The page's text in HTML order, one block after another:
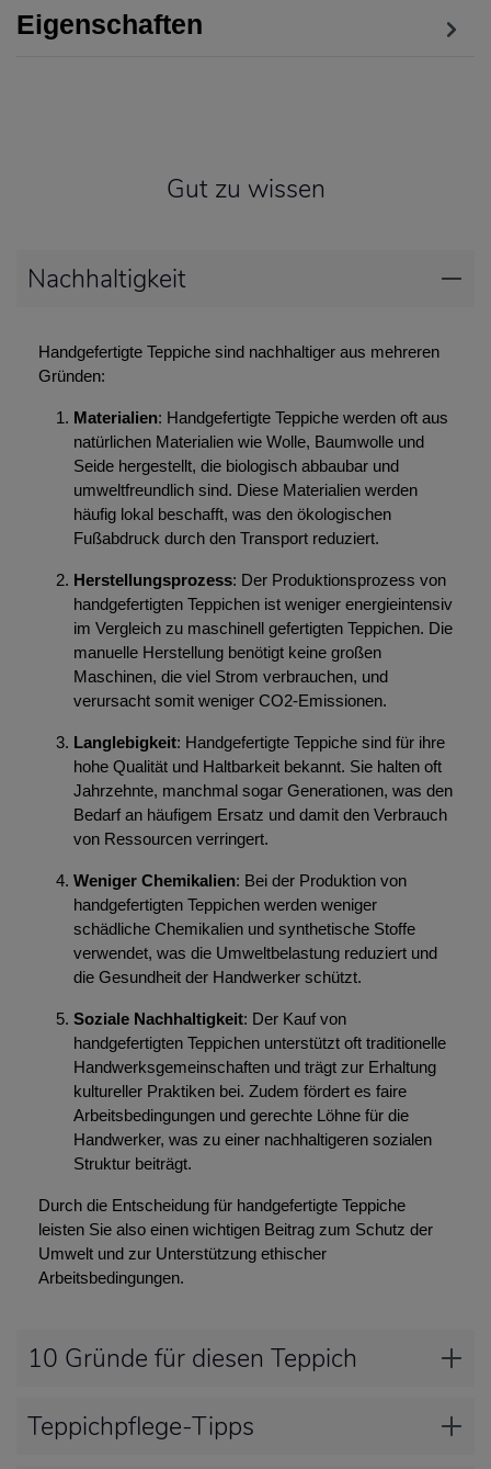
Eigenschaften
Gut zu wissen
Nachhaltigkeit
Handgefertigte Teppiche sind nachhaltiger aus mehreren
Gründen:
Materialien: Handgefertigte Teppiche werden oft aus
natürlichen Materialien wie Wolle, Baumwolle und
Seide hergestellt, die biologisch abbaubar und
umweltfreundlich sind. Diese Materialien werden
häufig lokal beschafft, was den ökologischen
Fußabdruck durch den Transport reduziert.
Herstellungsprozess: Der Produktionsprozess von
handgefertigten Teppichen ist weniger energieintensiv
im Vergleich zu maschinell gefertigten Teppichen. Die
manuelle Herstellung benötigt keine großen
Maschinen, die viel Strom verbrauchen, und
verursacht somit weniger CO2-Emissionen.
Langlebigkeit: Handgefertigte Teppiche sind für ihre
hohe Qualität und Haltbarkeit bekannt. Sie halten oft
Jahrzehnte, manchmal sogar Generationen, was den
Bedarf an häufigem Ersatz und damit den Verbrauch
von Ressourcen verringert.
Weniger Chemikalien: Bei der Produktion von
handgefertigten Teppichen werden weniger
schädliche Chemikalien und synthetische Stoffe
verwendet, was die Umweltbelastung reduziert und
die Gesundheit der Handwerker schützt.
Soziale Nachhaltigkeit: Der Kauf von
handgefertigten Teppichen unterstützt oft traditionelle
Handwerksgemeinschaften und trägt zur Erhaltung
kultureller Praktiken bei. Zudem fördert es faire
Arbeitsbedingungen und gerechte Löhne für die
Handwerker, was zu einer nachhaltigeren sozialen
Struktur beiträgt.
Durch die Entscheidung für handgefertigte Teppiche
leisten Sie also einen wichtigen Beitrag zum Schutz der
Umwelt und zur Unterstützung ethischer
Arbeitsbedingungen.
10 Gründe für diesen Teppich
Teppichpflege-Tipps